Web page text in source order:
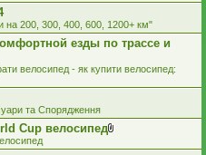
200, 300, 400, 600, 1200+ км"
езды по трассе и
велосипед - як купити велосипед:
та Спорядження
Cup велосипед
к